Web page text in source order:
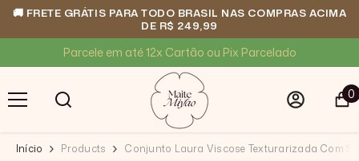
🚚 FRETE GRÁTIS PARA TODO BRASIL NAS COMPRAS ACIMA
DE R$ 249,99
Compra 100% segura
00
Início Products Conjunto Laura Viscose Texturarizada Com